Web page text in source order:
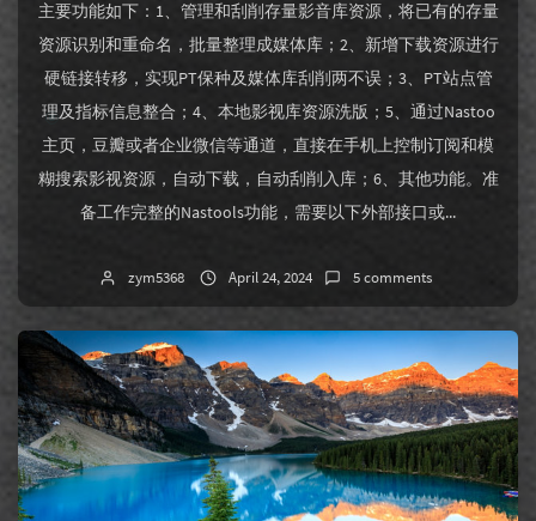
主要功能如下：1、管理和刮削存量影音库资源，将已有的存量
资源识别和重命名，批量整理成媒体库；2、新增下载资源进行
硬链接转移，实现PT保种及媒体库刮削两不误；3、PT站点管
理及指标信息整合；4、本地影视库资源洗版；5、通过Nastoo
主页，豆瓣或者企业微信等通道，直接在手机上控制订阅和模
糊搜索影视资源，自动下载，自动刮削入库；6、其他功能。准
备工作完整的Nastools功能，需要以下外部接口或...
zym5368 April 24, 2024 5 comments